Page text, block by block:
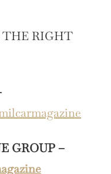
THE RIGHT
GROUP –